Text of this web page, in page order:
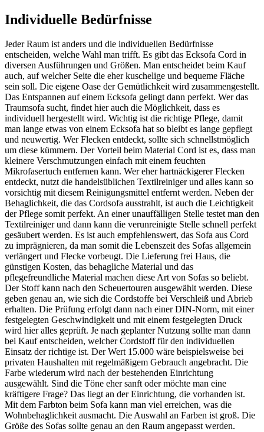
Individuelle Bedürfnisse
Jeder Raum ist anders und die individuellen Bedürfnisse
entscheiden, welche Wahl man trifft. Es gibt das Ecksofa Cord in
diversen Ausführungen und Größen. Man entscheidet beim Kauf
auch, auf welcher Seite die eher kuschelige und bequeme Fläche
sein soll. Die eigene Oase der Gemütlichkeit wird zusammengestellt.
Das Entspannen auf einem Ecksofa gelingt dann perfekt. Wer das
Traumsofa sucht, findet hier auch die Möglichkeit, dass es
individuell hergestellt wird. Wichtig ist die richtige Pflege, damit
man lange etwas von einem Ecksofa hat so bleibt es lange gepflegt
und neuwertig. Wer Flecken entdeckt, sollte sich schnellstmöglich
um diese kümmern. Der Vorteil beim Material Cord ist es, dass man
kleinere Verschmutzungen einfach mit einem feuchten
Mikrofasertuch entfernen kann. Wer eher hartnäckigerer Flecken
entdeckt, nutzt die handelsüblichen Textilreiniger und alles kann so
vorsichtig mit diesem Reinigungsmittel entfernt werden. Neben der
Behaglichkeit, die das Cordsofa ausstrahlt, ist auch die Leichtigkeit
der Pflege somit perfekt. An einer unauffälligen Stelle testet man den
Textilreiniger und dann kann die verunreinigte Stelle schnell perfekt
gesäubert werden. Es ist auch empfehlenswert, das Sofa aus Cord
zu imprägnieren, da man somit die Lebenszeit des Sofas allgemein
verlängert und Flecke vorbeugt. Die Lieferung frei Haus, die
günstigen Kosten, das behagliche Material und das
pflegefreundliche Material machen diese Art von Sofas so beliebt.
Der Stoff kann nach den Scheuertouren ausgewählt werden. Diese
geben genau an, wie sich die Cordstoffe bei Verschleiß und Abrieb
erhalten. Die Prüfung erfolgt dann nach einer DIN-Norm, mit einer
festgelegten Geschwindigkeit und mit einem festgelegten Druck
wird hier alles geprüft. Je nach geplanter Nutzung sollte man dann
bei Kauf entscheiden, welcher Cordstoff für den individuellen
Einsatz der richtige ist. Der Wert 15.000 wäre beispielsweise bei
privaten Haushalten mit regelmäßigem Gebrauch angebracht. Die
Farbe wiederum wird nach der bestehenden Einrichtung
ausgewählt. Sind die Töne eher sanft oder möchte man eine
kräftigere Frage? Das liegt an der Einrichtung, die vorhanden ist.
Mit dem Farbton beim Sofa kann man viel erreichen, was die
Wohnbehaglichkeit ausmacht. Die Auswahl an Farben ist groß. Die
Größe des Sofas sollte genau an den Raum angepasst werden.